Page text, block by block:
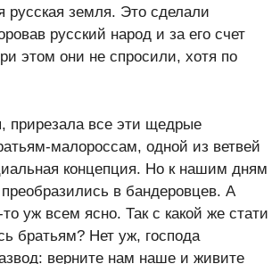
русская земля. Это сделали
русский народ и за его счет
этом они не спросили, хотя по
прирезала все эти щедрые
малороссам, одной из ветвей
концепция. Но к нашим дням
в бандеровцев. А
уж всем ясно. Так с какой же стати
братьям? Нет уж, господа
верните нам наше и живите